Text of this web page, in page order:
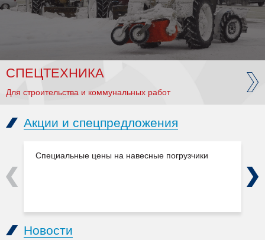
СПЕЦТЕХНИКА
Для строительства и коммунальных работ
Акции и спецпредложения
Специальные цены на навесные погрузчики
Previous Next
Новости